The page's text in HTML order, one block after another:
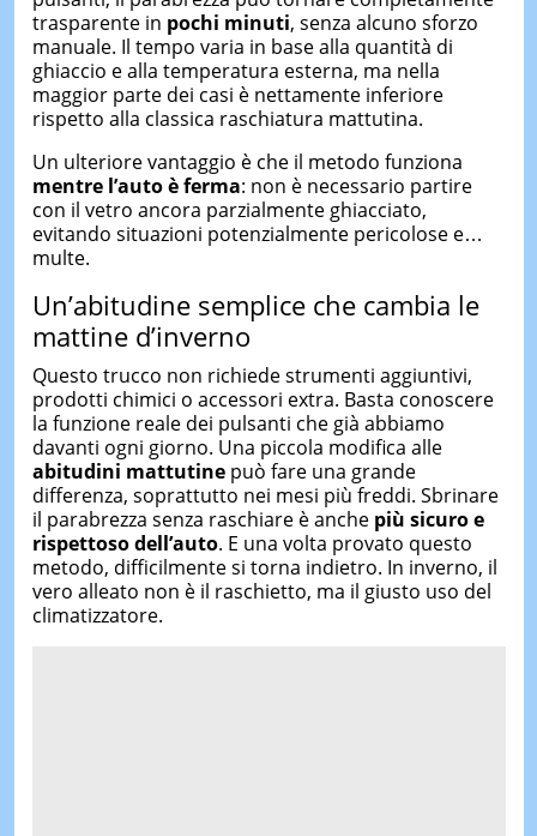
trasparente in pochi minuti, senza alcuno sforzo
manuale. Il tempo varia in base alla quantità di
ghiaccio e alla temperatura esterna, ma nella
maggior parte dei casi è nettamente inferiore
rispetto alla classica raschiatura mattutina.
Un ulteriore vantaggio è che il metodo funziona
mentre l’auto è ferma: non è necessario partire
con il vetro ancora parzialmente ghiacciato,
evitando situazioni potenzialmente pericolose e…
multe.
Un’abitudine semplice che cambia le
mattine d’inverno
Questo trucco non richiede strumenti aggiuntivi,
prodotti chimici o accessori extra. Basta conoscere
la funzione reale dei pulsanti che già abbiamo
davanti ogni giorno. Una piccola modifica alle
abitudini mattutinepuò fare una grande
differenza, soprattutto nei mesi più freddi. Sbrinare
il parabrezza senza raschiare è anche più sicuro e
rispettoso dell’auto. E una volta provato questo
metodo, difficilmente si torna indietro. In inverno, il
vero alleato non è il raschietto, ma il giusto uso del
climatizzatore.